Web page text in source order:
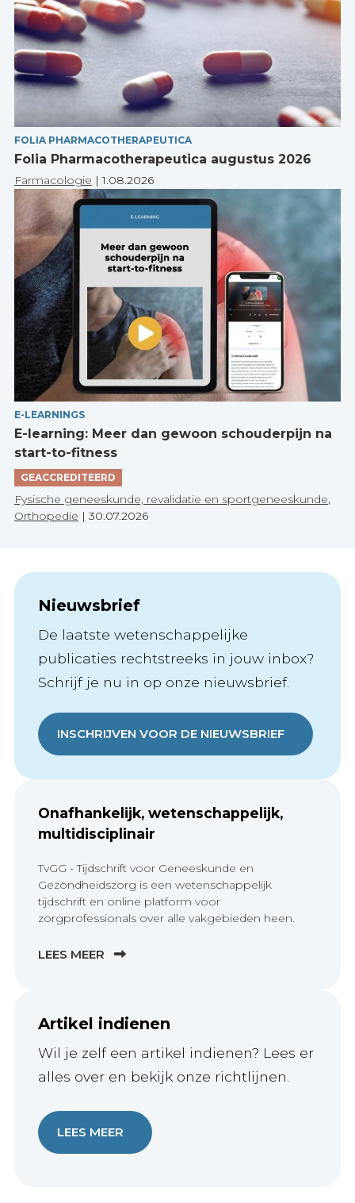
FOLIA PHARMACOTHERAPEUTICA
Folia Pharmacotherapeutica augustus 2026
Farmacologie |1.08.2026
E-LEARNINGS
E-learning: Meer dan gewoon schouderpijn na
start-to-fitness
GEACCREDITEERD
Fysische geneeskunde, revalidatie en sportgeneeskunde
Orthopedie | 30.07.2026
Nieuwsbrief
De laatste wetenschappelijke
publicaties rechtstreeks in jouw inbox?
Schrijf je nu in op onze nieuwsbrief.
INSCHRIJVEN VOOR DE NIEUWSBRIEF
Onafhankelijk, wetenschappelijk,
multidisciplinair
TvGG - Tijdschrift voor Geneeskunde en
Gezondheidszorg is een wetenschappelijk
tijdschrift en online platform voor
zorgprofessionals over alle vakgebieden heen.
LEES MEER
Artikel indienen
Wil je zelf een artikel indienen? Lees er
alles over en bekijk onze richtlijnen.
LEES MEER